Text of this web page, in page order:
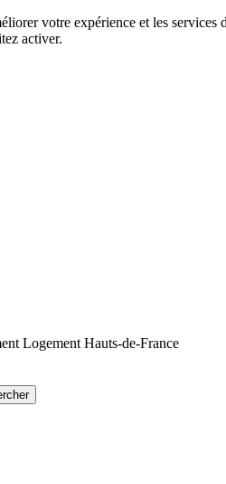
votre expérience et les
activer.
Logement Hauts-de-France